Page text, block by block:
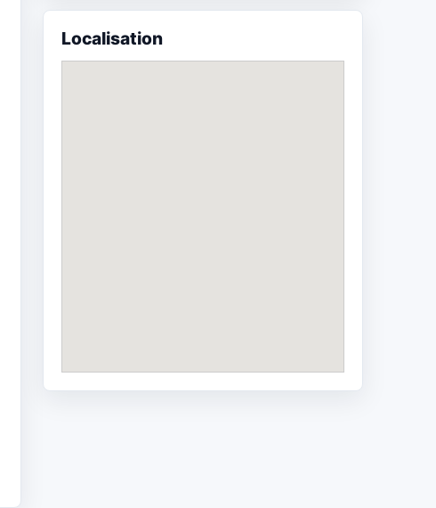
Localisation